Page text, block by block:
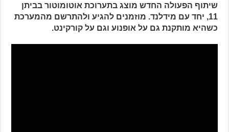
שיתוף הפעולה החדש מוצג בתערוכת אוטומוטור בביתן
11, יחד עם מידלנד. מוזמנים להגיע ולהתרשם מהמערכת
כשהיא מותקנת גם על אופנוע וגם על קורקינט.